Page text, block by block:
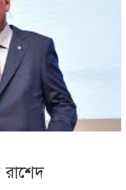
রাশেদ